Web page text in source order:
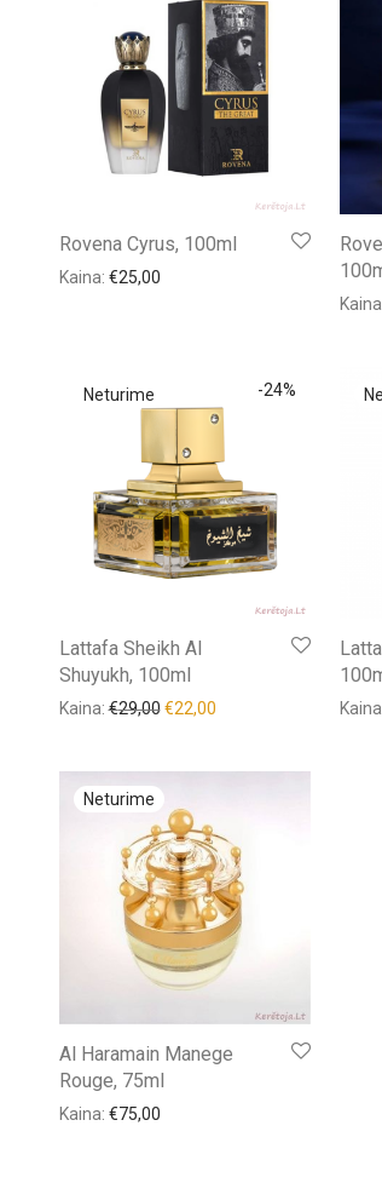
Rovena Cyrus, 100ml
Kaina: €25,00
-24%
Lattafa Sheikh Al
Shuyukh, 100ml
Kaina:€29,00 €22,00
Al Haramain Manege
Rouge, 75ml
Kaina: €75,00